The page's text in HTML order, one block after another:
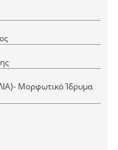
Κύπρος
Μορφωτικό Ίδρυμα